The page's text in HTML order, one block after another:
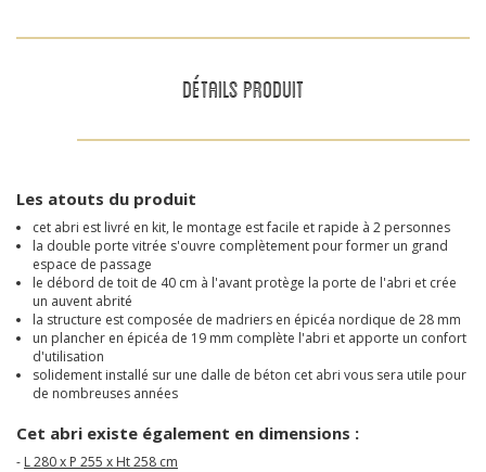
DÉTAILS PRODUIT
Les atouts du produit
cet abri est livré en kit, le montage est facile et rapide à 2 personnes
la double porte vitrée s'ouvre complètement pour former un grand
espace de passage
le débord de toit de 40 cm à l'avant protège la porte de l'abri et crée
un auvent abrité
la structure est composée de madriers en épicéa nordique de 28 mm
un plancher en épicéa de 19 mm complète l'abri et apporte un confort
d'utilisation
solidement installé sur une dalle de béton cet abri vous sera utile pour
de nombreuses années
Cet abri existe également en dimensions :
- L 280 x P 255 x Ht 258 cm